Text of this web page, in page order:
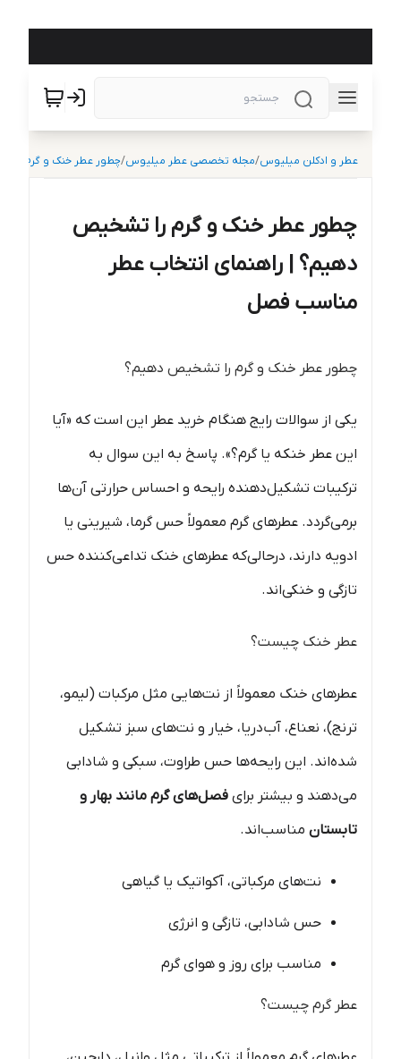
عطر و ادکلن میلیوس/مجله تخصصی عطر میلیوس/چطور عطر خنک و گرم را
چطور عطر خنک و گرم را تشخیص
دهیم؟ | راهنمای انتخاب عطر
مناسب فصل
چطور عطر خنک و گرم را تشخیص دهیم؟
یکی از سوالات رایج هنگام خرید عطر این است که «آیا
این عطر خنکه یا گرم؟». پاسخ به این سوال به
ترکیبات تشکیل‌دهنده رایحه و احساس حرارتی آن‌ها
برمی‌گردد. عطرهای گرم معمولاً حس گرما، شیرینی یا
ادویه دارند، درحالی‌که عطرهای خنک تداعی‌کننده حس
تازگی و خنکی‌اند.
عطر خنک چیست؟
عطرهای خنک معمولاً از نت‌هایی مثل مرکبات (لیمو،
ترنج)، نعناع، آب‌دریا، خیار و نت‌های سبز تشکیل
شده‌اند. این رایحه‌ها حس طراوت، سبکی و شادابی
می‌دهند و بیشتر برای فصل‌های گرم مانند بهار و
تابستان مناسب‌اند.
نت‌های مرکباتی، آکواتیک یا گیاهی
حس شادابی، تازگی و انرژی
مناسب برای روز و هوای گرم
عطر گرم چیست؟